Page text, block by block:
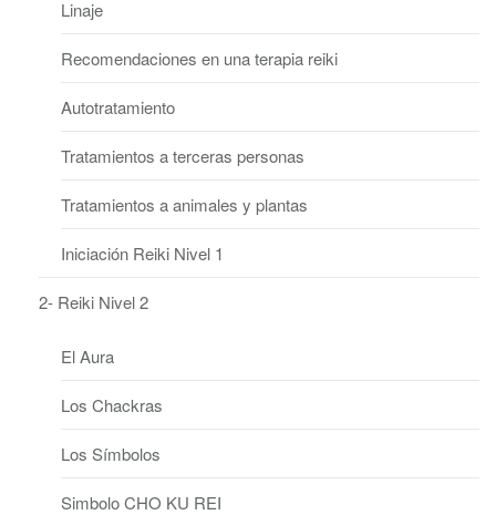
Linaje
Recomendaciones en una terapia reiki
Autotratamiento
Tratamientos a terceras personas
Tratamientos a animales y plantas
Iniciación Reiki Nivel 1
2- Reiki Nivel 2
El Aura
Los Chackras
Los Símbolos
Simbolo CHO KU REI